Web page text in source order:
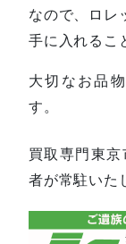
なので、ロレ
手に入れるこ
大切なお品
す。
買取専門東
者が常駐いた